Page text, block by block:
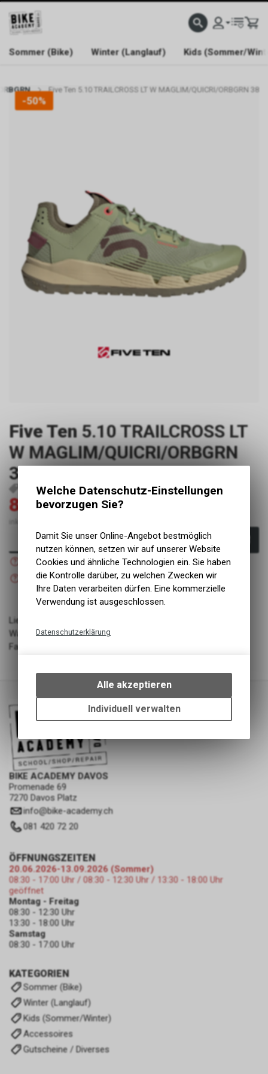
WELCOME TO BIKE ACADEMY
Sommer (Bike) Winter (Langlauf) Kids (Sommer/
Five Ten 5.10 TRAILCROSS LT W MAGLIM/QUICRI/ORBGRN 38
-50%
Five Ten 5.10 TRAILCROSS LT
W MAGLIM/QUICRI/ORBGRN
38
4065419849479
80.00CHF160.00
In den Warenkorb
Nicht verfügbar
Versand
Nicht verfügbar
Abholung BIKE ACADEMY DAVOS
Lieferant: Adidas
Warengruppe: Bekleidung - Schuhe
Farbe: MAGLIM/QUICRI/ORBGRN
BIKE ACADEMY DAVOS
Promenade 69
7270 Davos Platz
info@bike-academy.ch
081 420 72 20
KATEGORIEN
Sommer (Bike)
Winter (Langlauf)
Kids (Sommer/Winter)
Accessoires
Gutscheine / Diverses
ÖFFNUNGSZEITEN
20.06.2026-13.09.2026 (Sommer)
08:30 - 17:00 Uhr / 08:30 - 12:30 Uhr / 13:30 - 18:00 Uhr
geöffnet
Montag - Freitag
08:30 - 12:30 Uhr
13:30 - 18:00 Uhr
Samstag
08:30 - 17:00 Uhr
Welche Datenschutz-Einstellungen
bevorzugen Sie?
Damit Sie unser Online-Angebot bestmöglich
nutzen können, setzen wir auf unserer Website
Cookies und ähnliche Technologien ein. Sie haben
die Kontrolle darüber, zu welchen Zwecken wir
Ihre Daten verarbeiten dürfen. Eine kommerzielle
Verwendung ist ausgeschlossen.
Datenschutzerklärung
bestimmte Interaktionen und
Einstellungen auf Ihrem Gerät,
um die grundlegenden
Funktionen unseres Online-
des Warenkorbs, zu
ermöglichen. Bitte beachten Sie,
dass die gespeicherten Daten
keinerlei Rückschlüsse auf Ihre
zulassen.
Alle akzeptieren
Individuell verwalten